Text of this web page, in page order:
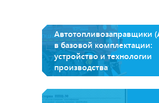
Автотопливозаправщики
в базовой комплектации:
устройство и технологии
производства